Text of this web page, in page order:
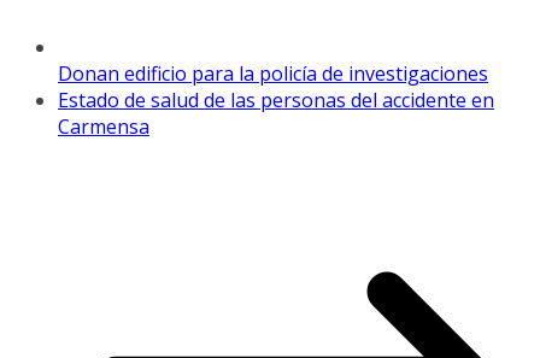
Donan edificio para la policía de investigaciones
Estado de salud de las personas del accidente en
Carmensa